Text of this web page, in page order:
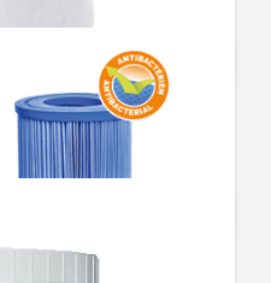
súper inalámbrico